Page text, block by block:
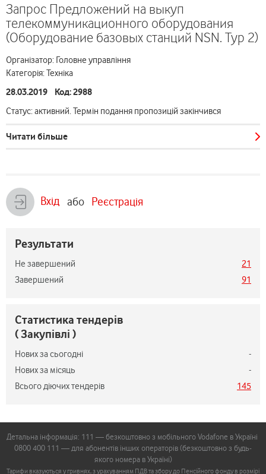
Запрос Предложений на выкуп
телекоммуникационного оборудования
(Оборудование базовых станций NSN. Тур 2)
Організатор: Головне управління
Категорія: Техніка
28.03.2019 Код: 2988
Статус: активний. Термін подання пропозицій закінчився
Читати більше
Вхід або Реєстрація
Результати
Не завершений
21
Завершений
91
Статистика тендерів
( Закупівлі )
Нових за сьогодні
-
Нових за місяць
-
Всього діючих тендерів
145
Детальна інформація: 111 — безкоштовно з мобільного Vodafone в Україні
0800 400 111 — для абонентів інших операторів (безкоштовно з будь-
якого номера в Україні)
Тарифи вказуються у гривнях, з урахуванням ПДВ та збору до Пенсійного фонду в розмірі